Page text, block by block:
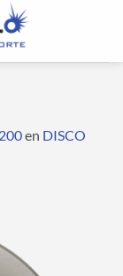
en DISCO